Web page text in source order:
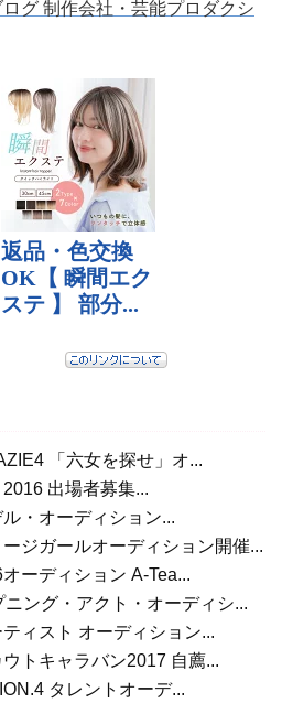
「六女を探せ」オ...
出場者募集...
・オーディション...
ジガールオーディション開催...
ーディション A-Tea...
ング・アクト・オーディシ...
ィスト オーディション...
トキャラバン2017 自薦...
タレントオーデ...